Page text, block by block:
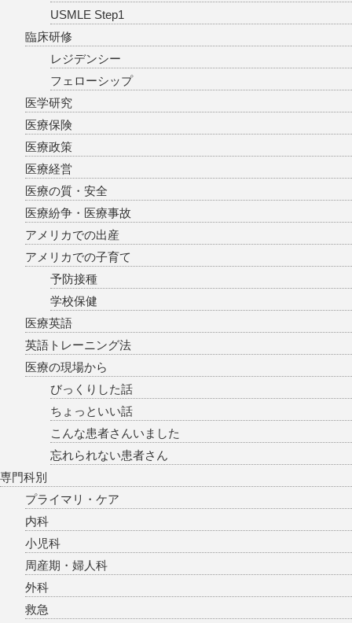
USMLE Step1
臨床研修
レジデンシー
フェローシップ
医学研究
医療保険
医療政策
医療経営
医療の質・安全
医療紛争・医療事故
アメリカでの出産
アメリカでの子育て
予防接種
学校保健
医療英語
英語トレーニング法
医療の現場から
びっくりした話
ちょっといい話
こんな患者さんいました
忘れられない患者さん
専門科別
プライマリ・ケア
内科
小児科
周産期・婦人科
外科
救急